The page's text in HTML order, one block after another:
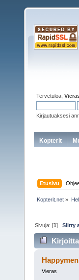
Tervetuloa,
Kirjautuaksesi
Kopterit
Etusivu
Kopterit.net »
Sivuja: [1]Siirry
Happymen
Vieras